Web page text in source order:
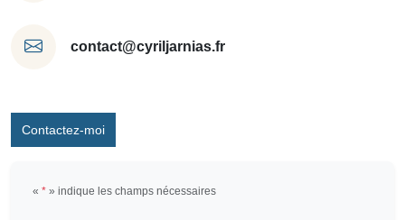
contact@cyriljarnias.fr
Contactez-moi
« * » indique les champs nécessaires